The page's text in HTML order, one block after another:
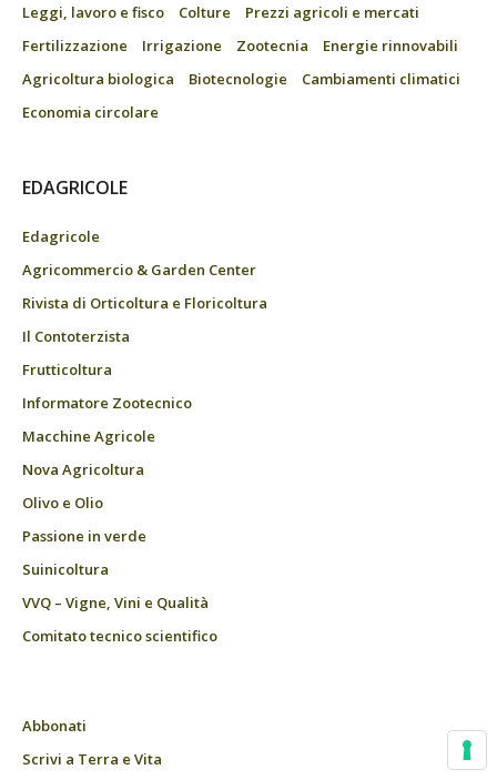
Leggi, lavoro e fisco
Colture
Prezzi agricoli e mercati
Fertilizzazione
Irrigazione Zootecnia
Energie rinnovabili
Agricoltura biologica
Biotecnologie
Cambiamenti climatici
Economia circolare
EDAGRICOLE
Edagricole
Agricommercio & Garden Center
Rivista di Orticoltura e Floricoltura
Il Contoterzista
Frutticoltura
Informatore Zootecnico
Macchine Agricole
Nova Agricoltura
Olivo e Olio
Passione in verde
Suinicoltura
VVQ – Vigne, Vini e Qualità
Comitato tecnico scientifico
Abbonati
Scrivi a Terra e Vita